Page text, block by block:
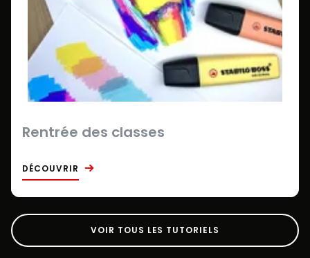
Rentrée des classes
DÉCOUVRIR
VOIR TOUS LES TUTORIELS